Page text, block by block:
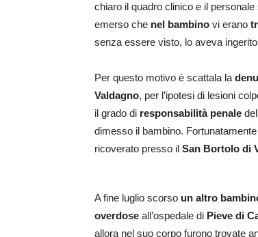
chiaro il quadro clinico e il
emerso che nel bambino vi erano
senza essere visto, lo aveva
Per questo motivo è scattala la
Valdagno, per l’ipotesi di lesioni
il grado di responsabilità penale
dimesso il bambino.
ricoverato presso il San Bortolo di
A fine luglio scorso un altro
overdose all’ospedale di Pieve di
allora nel suo corpo furono trovate